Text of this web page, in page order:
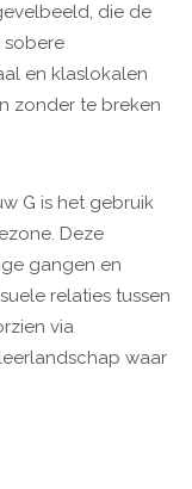
die de
sobere
en klaslokalen
zonder te breken
G is het gebruik
Deze
gangen en
relaties tussen
via
waar